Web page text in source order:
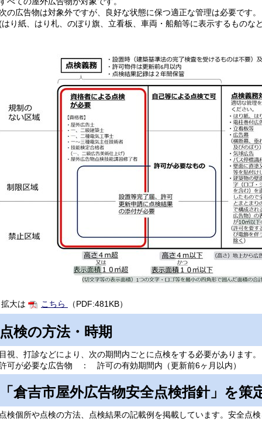
の広告物は対象外ですが、良好な状態に保つ適正な管理は必要です。
り紙、はり札、のぼり旗、立看板、車両・船舶等に表示するものな
大は こちら （PDF:481KB）
点検の方法・時期
視、打診などにより、次の期間内ごとに点検をする必要があります。
可が必要な広告物 ： 許可の有効期間内（更新前6ヶ月以内）
「倉吉市屋外広告物安全点検指針」を策
検個所や点検の方法、点検結果の記載例を掲載しています。安全点